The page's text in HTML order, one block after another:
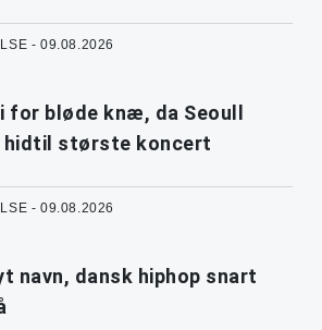
- 09.08.2026
for bløde knæ, da Seoull
hidtil største koncert
- 09.08.2026
navn, dansk hiphop snart